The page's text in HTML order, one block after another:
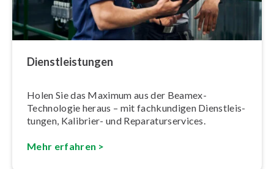
Dienst­leis­tun­gen
Holen Sie das Maximum aus der Beamex-
Technologie heraus – mit fach­kun­di­gen Dienst­leis­
tun­gen, Kalibrier- und Re­pa­ra­tur­ser­vices.
Mehr erfahren >